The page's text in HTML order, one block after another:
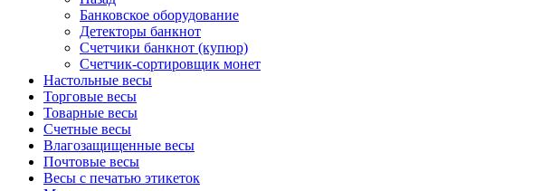
Банковское оборудование
Детекторы банкнот
Cчетчики банкнот (купюр)
Счетчик-сортировщик монет
Настольные весы
Торговые весы
Товарные весы
Счетные весы
Влагозащищенные весы
Почтовые весы
Весы с печатью этикеток